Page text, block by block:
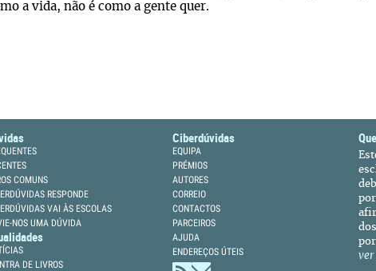
a vida, não é como a gente quer.
COMUNS
RESPONDE
VAI ÀS ESCOLAS
NOS UMA DÚVIDA
DE LIVROS
Ciberdúvidas
EQUIPA
PRÉMIOS
AUTORES
CORREIO
CONTACTOS
PARCEIROS
AJUDA
ENDEREÇOS ÚTEIS
ver